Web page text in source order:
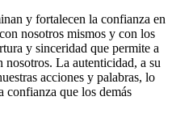
y fortalecen la confianza en
nosotros mismos y con los
y sinceridad que permite a
nosotros. La autenticidad, a su
acciones y palabras, lo
confianza que los demás